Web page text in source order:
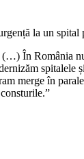
la un spital
În România
merge în